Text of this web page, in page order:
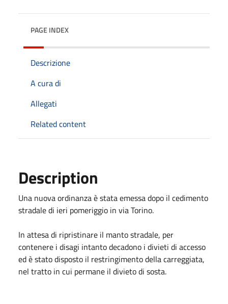
PAGE INDEX
Descrizione
A cura di
Allegati
Related content
Description
Una nuova ordinanza è stata emessa dopo il cedimento
stradale di ieri pomeriggio in via Torino.
In attesa di ripristinare il manto stradale, per
contenere i disagi intanto decadono i divieti di accesso
ed è stato disposto il restringimento della carreggiata,
nel tratto in cui permane il divieto di sosta.